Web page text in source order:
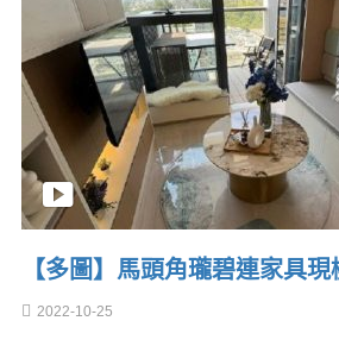
【多圖】馬頭角瓏碧連家具
2022-10-25